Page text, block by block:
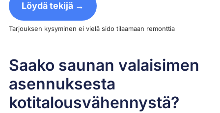
Löydä tekijä →
Tarjouksen kysyminen ei vielä sido tilaamaan remonttia
Saako saunan valaisimen
asennuksesta
kotitalousvähennystä?